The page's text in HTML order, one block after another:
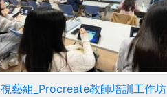
視藝組_Procreate教師培訓工作坊